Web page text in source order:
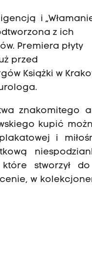
i
z ich
Premiera płyty
przed
Książki w
znakomitego
kupić
i
stworzył
w